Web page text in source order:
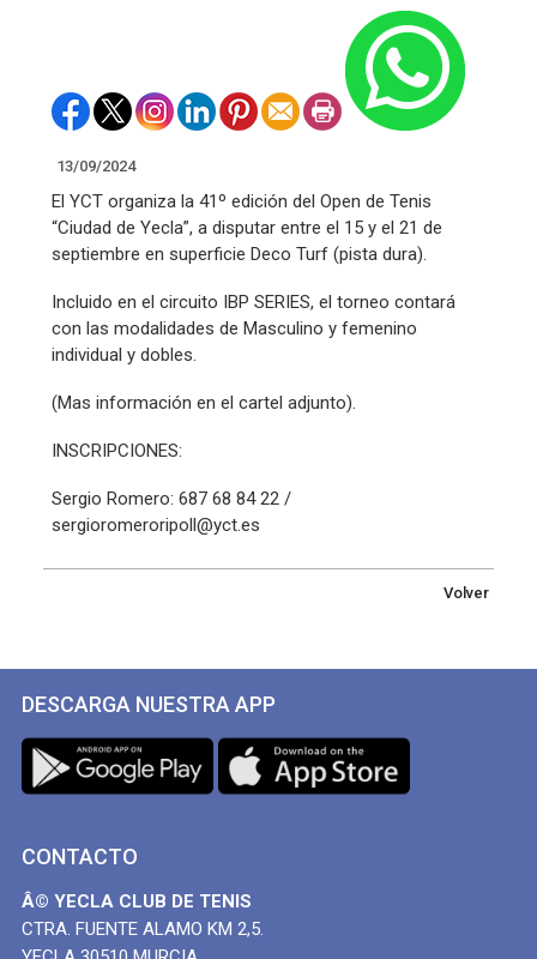
13/09/2024
El YCT organiza la 41º edición del Open de Tenis
“Ciudad de Yecla”, a disputar entre el 15 y el 21 de
septiembre en superficie Deco Turf (pista dura).
Incluido en el circuito IBP SERIES, el torneo contará
con las modalidades de Masculino y femenino
individual y dobles.
(Mas información en el cartel adjunto).
INSCRIPCIONES:
Sergio Romero: 687 68 84 22 /
sergioromeroripoll@yct.es
Volver
DESCARGA NUESTRA APP
CONTACTO
Â© YECLA CLUB DE TENIS
CTRA. FUENTE ALAMO KM 2,5.